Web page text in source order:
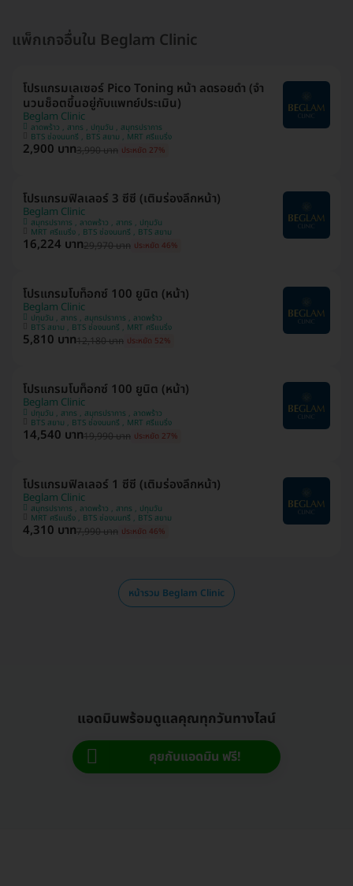
แพ็กเกจอื่นใน Beglam Clinic
โปรแกรมเลเซอร์ Pico Toning หน้า ลดรอยดำ (จำ
นวนช็อตขึ้นอยู่กับแพทย์ประเมิน)
Beglam Clinic
ลาดพร้าว , สาทร , ปทุมวัน , สมุทรปราการ
BTS ช่องนนทรี , BTS สยาม , MRT ศรีแบริ่ง
2,900 บาท3,990 บาท ประหยัด 27%
โปรแกรมฟิลเลอร์ 3 ซีซี (เติมร่องลึกหน้า)
Beglam Clinic
สมุทรปราการ , ลาดพร้าว , สาทร , ปทุมวัน
MRT ศรีแบริ่ง , BTS ช่องนนทรี , BTS สยาม
16,224 บาท29,970 บาท ประหยัด 46%
โปรแกรมโบท็อกซ์ 100 ยูนิต (หน้า)
Beglam Clinic
ปทุมวัน , สาทร , สมุทรปราการ , ลาดพร้าว
BTS สยาม , BTS ช่องนนทรี , MRT ศรีแบริ่ง
5,810 บาท12,180 บาท ประหยัด 52%
โปรแกรมโบท็อกซ์ 100 ยูนิต (หน้า)
Beglam Clinic
ปทุมวัน , สาทร , สมุทรปราการ , ลาดพร้าว
BTS สยาม , BTS ช่องนนทรี , MRT ศรีแบริ่ง
14,540 บาท19,990 บาท ประหยัด 27%
โปรแกรมฟิลเลอร์ 1 ซีซี (เติมร่องลึกหน้า)
Beglam Clinic
สมุทรปราการ , ลาดพร้าว , สาทร , ปทุมวัน
MRT ศรีแบริ่ง , BTS ช่องนนทรี , BTS สยาม
4,310 บาท7,990 บาท ประหยัด 46%
หน้ารวม Beglam Clinic
แอดมินพร้อมดูแลคุณทุกวันทางไลน์
คุยกับแอดมิน ฟรี!